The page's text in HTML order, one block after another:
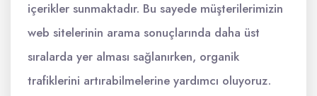
içerikler sunmaktadır. Bu sayede müşterilerimizin
web sitelerinin arama sonuçlarında daha üst
sıralarda yer alması sağlanırken, organik
trafiklerini artırabilmelerine yardımcı oluyoruz.